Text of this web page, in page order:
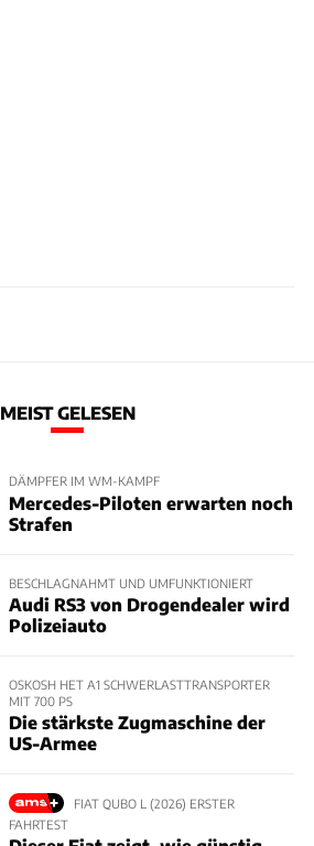
MEIST GELESEN
DÄMPFER IM WM-KAMPF
Mercedes-Piloten erwarten noch
Strafen
BESCHLAGNAHMT UND UMFUNKTIONIERT
Audi RS3 von Drogendealer wird
Polizeiauto
OSKOSH HET A1 SCHWERLASTTRANSPORTER
MIT 700 PS
Die stärkste Zugmaschine der
US-Armee
FIAT QUBO L (2026) ERSTER
FAHRTEST